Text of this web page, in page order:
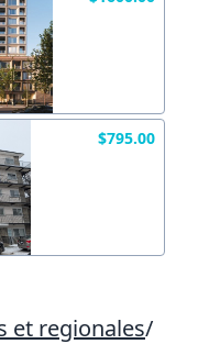
$795.00
et regionales/